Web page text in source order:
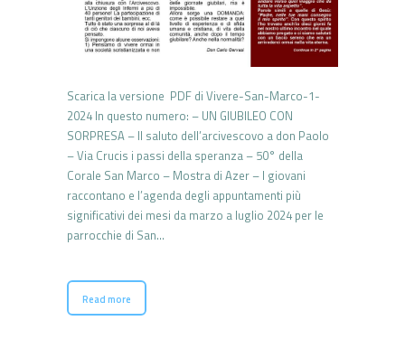
Scarica la versione PDF di Vivere-San-Marco-1-
2024 In questo numero: – UN GIUBILEO CON
SORPRESA – Il saluto dell’arcivescovo a don Paolo
– Via Crucis i passi della speranza – 50° della
Corale San Marco – Mostra di Azer – I giovani
raccontano e l’agenda degli appuntamenti più
significativi dei mesi da marzo a luglio 2024 per le
parrocchie di San…
Read more